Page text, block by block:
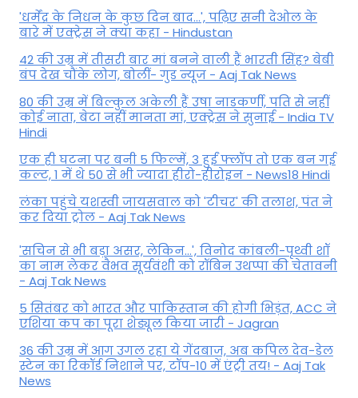
'धर्मेंद्र के निधन के कुछ दिन बाद...', पढ़िए सनी देओल के
बारे में एक्ट्रेस ने क्या कहा - Hindustan
42 की उम्र में तीसरी बार मां बनने वाली हैं भारती सिंह? बेबी
बंप देख चौंके लोग, बोलीं- गुड न्यूज - Aaj Tak News
80 की उम्र में बिल्कुल अकेली हैं उषा नाडकर्णी, पति से नहीं
कोई नाता, बेटा नहीं मानता मां, एक्ट्रेस ने सुनाई - India TV
Hindi
एक ही घटना पर बनी 5 फिल्में, 3 हुईं फ्लॉप तो एक बन गई
कल्ट, 1 में थे 50 से भी ज्यादा हीरो-हीरोइन - News18 Hindi
लंका पहुंचे यशस्वी जायसवाल को 'टीचर' की तलाश, पंत ने
कर द‍िया ट्रोल - Aaj Tak News
'सचिन से भी बड़ा असर, लेकिन...', व‍िनोद कांबली-पृथ्वी शॉ
का नाम लेकर वैभव सूर्यवंशी को रॉबिन उथप्पा की चेतावनी
- Aaj Tak News
5 सितंबर को भारत और पाकिस्‍तान की होगी भिड़ंत, ACC ने
एशिया कप का पूरा शेड्यूल किया जारी - Jagran
36 की उम्र में आग उगल रहा ये गेंदबाज, अब कपिल देव-डेल
स्टेन का रिकॉर्ड निशाने पर, टॉप-10 में एंट्री तय! - Aaj Tak
News